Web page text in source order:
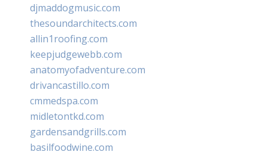
djmaddogmusic.com
thesoundarchitects.com
allin1roofing.com
keepjudgewebb.com
anatomyofadventure.com
drivancastillo.com
cmmedspa.com
midletontkd.com
gardensandgrills.com
basilfoodwine.com